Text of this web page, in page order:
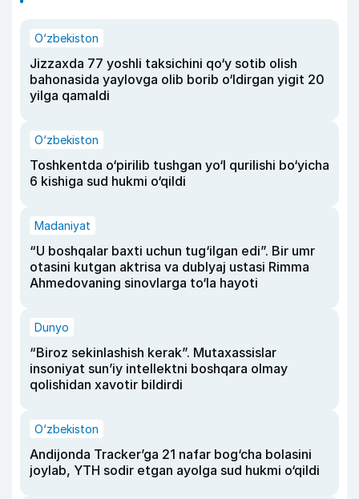
O‘zbekiston
Jizzaxda 77 yoshli taksichini qo‘y sotib olish
bahonasida yaylovga olib borib o‘ldirgan yigit 20
yilga qamaldi
O‘zbekiston
Toshkentda o‘pirilib tushgan yo‘l qurilishi bo‘yicha
6 kishiga sud hukmi o‘qildi
Madaniyat
“U boshqalar baxti uchun tug‘ilgan edi”. Bir umr
otasini kutgan aktrisa va dublyaj ustasi Rimma
Ahmedovaning sinovlarga to‘la hayoti
Dunyo
“Biroz sekinlashish kerak”. Mutaxassislar
insoniyat sun’iy intellektni boshqara olmay
qolishidan xavotir bildirdi
O‘zbekiston
Andijonda Tracker’ga 21 nafar bog‘cha bolasini
joylab, YTH sodir etgan ayolga sud hukmi o‘qildi